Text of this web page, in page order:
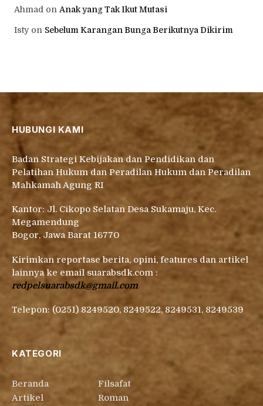
Ahmad on Anak yang Tak Ikut Mutasi
Istyon Sebelum Karangan Bunga Berikutnya Dikirim
HUBUNGI KAMI
Badan Strategi Kebijakan dan Pendidikan dan
Pelatihan Hukum dan Peradilan Hukum dan Peradilan
Mahkamah Agung RI
Kantor: Jl. Cikopo Selatan Desa Sukamaju, Kec.
Megamendung
Bogor, Jawa Barat 16770
Kirimkan reportase berita, opini, features dan artikel
lainnya ke email suarabsdk.com :
redpelsuarabsdk@gmail.com
Telepon: (0251) 8249520, 8249522, 8249531, 8249539
KATEGORI
Beranda
Artikel
Filsafat
Roman